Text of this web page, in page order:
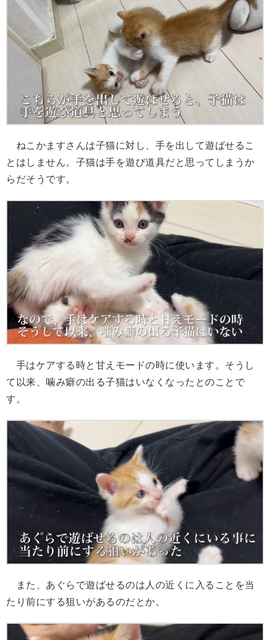
ねこかますさんは子猫に対し、手を出して遊ばせるこ
とはしません。子猫は手を遊び道具だと思ってしまうか
らだそうです。
手はケアする時と甘えモードの時に使います。そうし
て以来、噛み癖の出る子猫はいなくなったとのことで
す。
また、あぐらで遊ばせるのは人の近くに入ることを当
たり前にする狙いがあるのだとか。